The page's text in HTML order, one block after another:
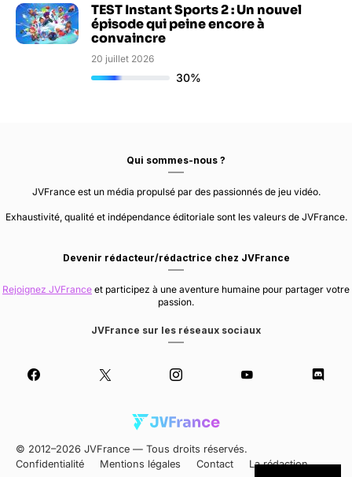
TEST Instant Sports 2 : Un nouvel
épisode qui peine encore à
convaincre
20 juillet 2026
30%
Qui sommes-nous ?
JVFrance est un média propulsé par des passionnés de jeu vidéo.
Exhaustivité, qualité et indépendance éditoriale sont les valeurs de JVFrance.
Devenir rédacteur/rédactrice chez JVFrance
Rejoignez JVFrance et participez à une aventure humaine pour partager votre
passion.
JVFrance sur les réseaux sociaux
© 2012–2026 JVFrance — Tous droits réservés.
Confidentialité
Mentions légales Contact
La rédaction